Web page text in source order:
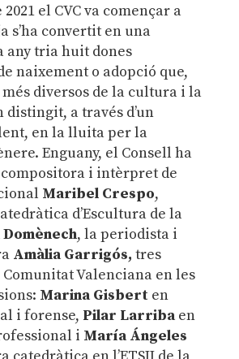
2021 el CVC va començar a
s’ha convertit en una
any tria huit dones
naixement o adopció que,
més diversos de la cultura i la
distingit, a través d’un
en la lluita per la
Enguany, el Consell ha
i intèrpret de
Maribel Crespo,
d’Escultura de la
, la periodista i
Amàlia Garrigós, tres
Valenciana en les
Marina Gisberten
i forense, Pilar Larribaen
i María Ángeles